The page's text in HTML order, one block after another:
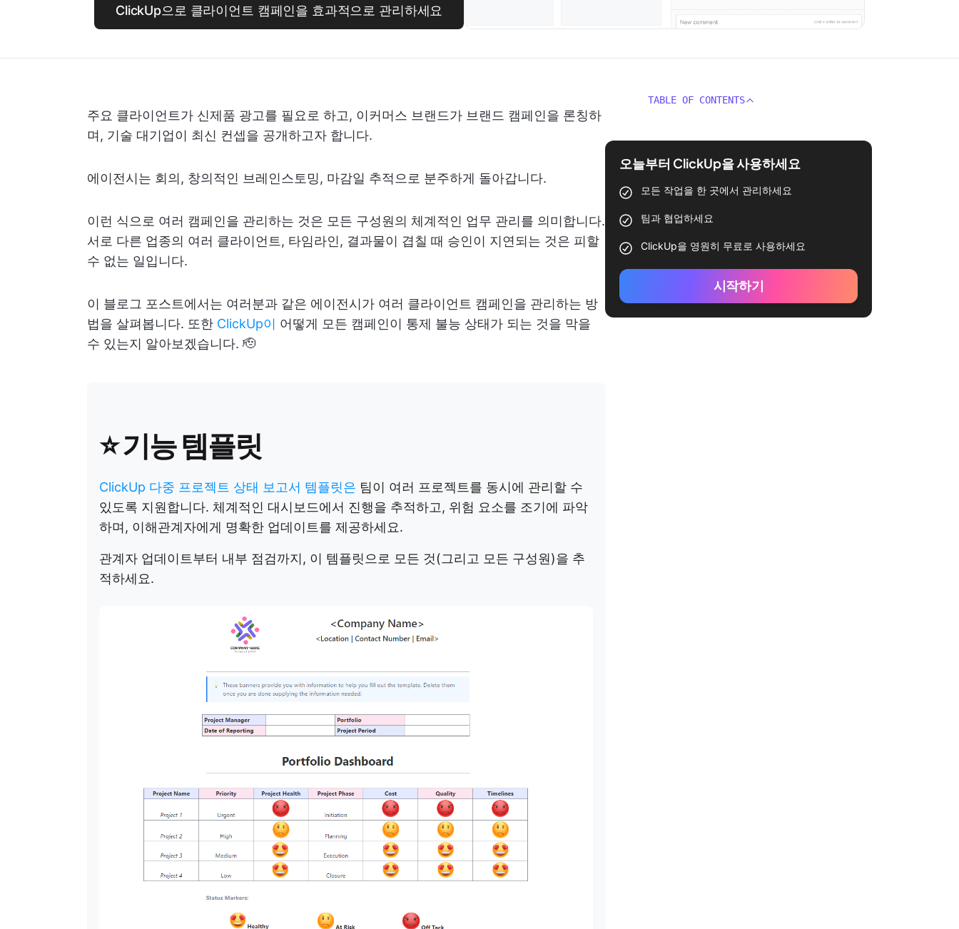
ClickUp으로 클라이언트 캠페인을 효과적으로 관리하세요
주요 클라이언트가 신제품 광고를 필요로 하고, 이커머스 브랜드가 브랜드 캠페인을 론칭하
며, 기술 대기업이 최신 컨셉을 공개하고자 합니다.
에이전시는 회의, 창의적인 브레인스토밍, 마감일 추적으로 분주하게 돌아갑니다.
이런 식으로 여러 캠페인을 관리하는 것은 모든 구성원의 체계적인 업무 관리를 의미합니다.
서로 다른 업종의 여러 클라이언트, 타임라인, 결과물이 겹칠 때 승인이 지연되는 것은 피할
수 없는 일입니다.
이 블로그 포스트에서는 여러분과 같은 에이전시가 여러 클라이언트 캠페인을 관리하는 방
법을 살펴봅니다. 또한 ClickUp이 어떻게 모든 캠페인이 통제 불능 상태가 되는 것을 막을
수 있는지 알아보겠습니다. 🫡
⭐ 기능 템플릿
ClickUp 다중 프로젝트 상태 보고서 템플릿은 팀이 여러 프로젝트를 동시에 관리할 수
있도록 지원합니다. 체계적인 대시보드에서 진행을 추적하고, 위험 요소를 조기에 파악
하며, 이해관계자에게 명확한 업데이트를 제공하세요.
관계자 업데이트부터 내부 점검까지, 이 템플릿으로 모든 것(그리고 모든 구성원)을 추
적하세요.
TABLE OF CONTENTS
오늘부터 ClickUp을 사용하세요
모든 작업을 한 곳에서 관리하세요
팀과 협업하세요
ClickUp을 영원히 무료로 사용하세요
시작하기